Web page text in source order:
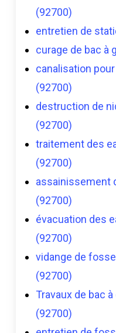
(92700)
entretien de
curage de bac à
canalisation
(92700)
destruction de
(92700)
traitement des
(92700)
assainissement
(92700)
évacuation des
(92700)
vidange de
(92700)
Travaux de bac
(92700)